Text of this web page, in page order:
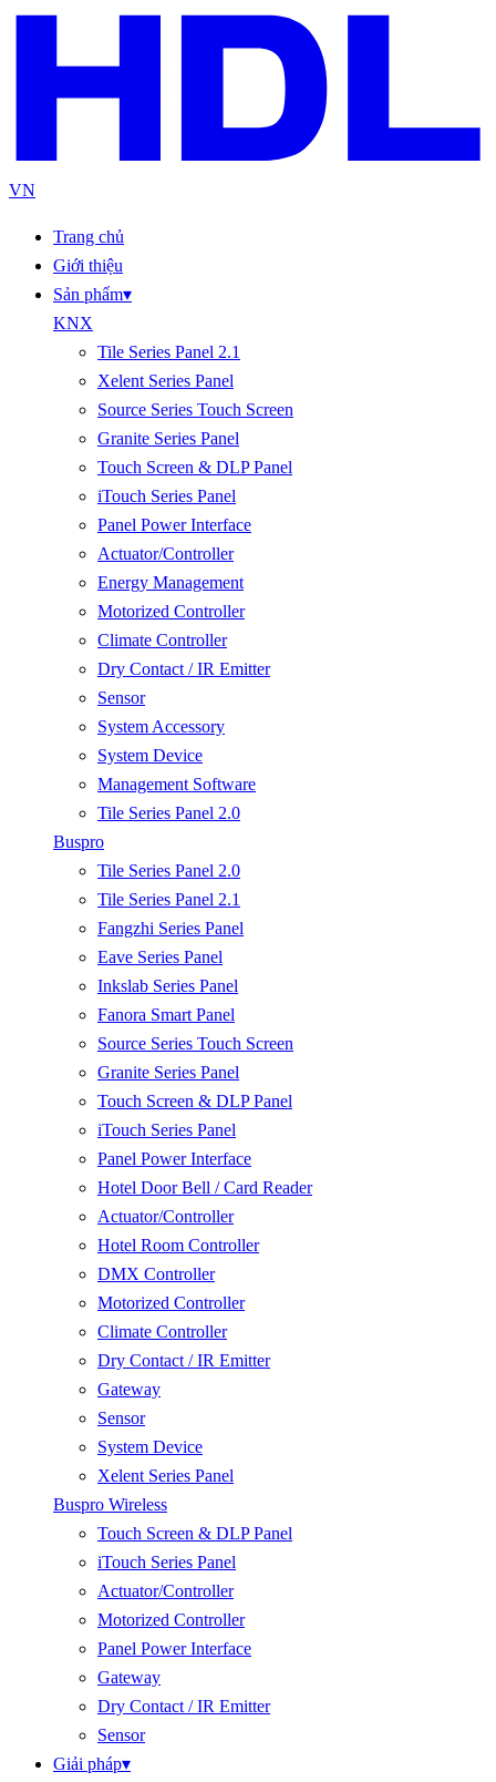
VN
Trang chủ
Giới thiệu
Sản phẩm▾
KNX
Tile Series Panel 2.1
Xelent Series Panel
Source Series Touch Screen
Granite Series Panel
Touch Screen & DLP Panel
iTouch Series Panel
Panel Power Interface
Actuator/Controller
Energy Management
Motorized Controller
Climate Controller
Dry Contact / IR Emitter
Sensor
System Accessory
System Device
Management Software
Tile Series Panel 2.0
Buspro
Tile Series Panel 2.0
Tile Series Panel 2.1
Fangzhi Series Panel
Eave Series Panel
Inkslab Series Panel
Fanora Smart Panel
Source Series Touch Screen
Granite Series Panel
Touch Screen & DLP Panel
iTouch Series Panel
Panel Power Interface
Hotel Door Bell / Card Reader
Actuator/Controller
Hotel Room Controller
DMX Controller
Motorized Controller
Climate Controller
Dry Contact / IR Emitter
Gateway
Sensor
System Device
Xelent Series Panel
Buspro Wireless
Touch Screen & DLP Panel
iTouch Series Panel
Actuator/Controller
Motorized Controller
Panel Power Interface
Gateway
Dry Contact / IR Emitter
Sensor
Giải pháp▾